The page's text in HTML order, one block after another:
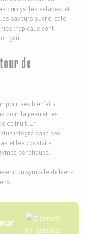
currys, les salades, et
saveurs sucré-salé.
tropicaux sont
goût.
de
pour ses bienfaits
pour la peau et les
ce fruit. En
intégré dans des
et les cocktails
bénéfiques.
un symbole de bien-
!